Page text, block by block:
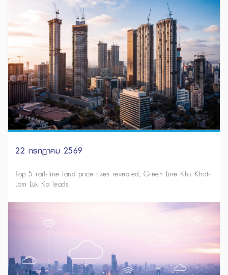
22 กรกฎาคม 2569
Top 5 rail-line land price rises revealed, Green Line Khu Khot-
Lam Luk Ka leads